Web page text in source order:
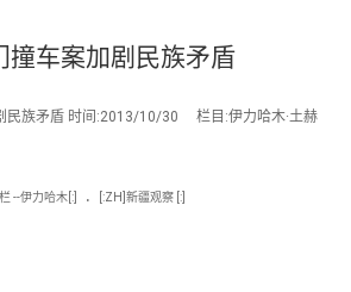
撞车案加剧民族矛盾
民族矛盾 时间:2013/10/30 栏目:伊力哈木·土赫
--伊力哈木[:] . [:ZH]新疆观察 [:]